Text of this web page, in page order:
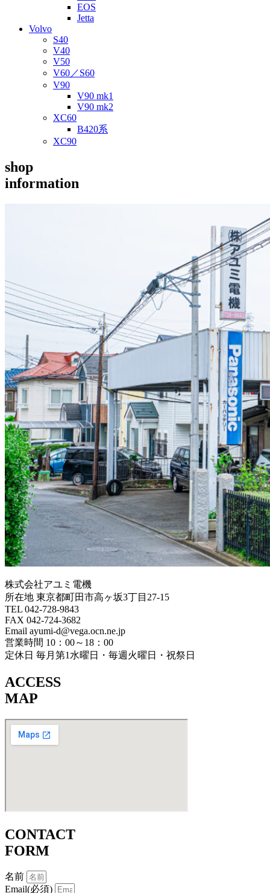
EOS
Jetta
Volvo
S40
V40
V50
V60／S60
V90
V90 mk1
V90 mk2
XC60
B420系
XC90
shop
information
株式会社アユミ電機
所在地 東京都町田市高ヶ坂3丁目27‐15
TEL 042-728-9843
FAX 042-724-3682
Email ayumi-d@vega.ocn.ne.jp
営業時間 10：00～18：00
定休日 毎月第1水曜日・毎週火曜日・祝祭日
ACCESS
MAP
CONTACT
FORM
名前
Email(必須)